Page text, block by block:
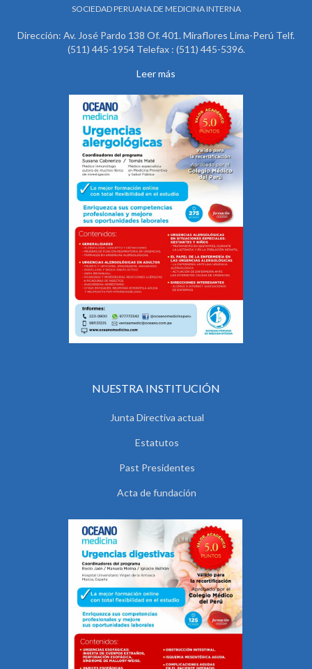
SOCIEDAD PERUANA DE MEDICINA INTERNA
Dirección: Av. José Pardo 138 Of. 401. Miraflores Lima-Perú Telf.
(511) 445-1954 Telefax : (511) 445-5396.
Leer más
NUESTRA INSTITUCIÓN
Junta Directiva actual
Estatutos
Past Presidentes
Acta de fundación